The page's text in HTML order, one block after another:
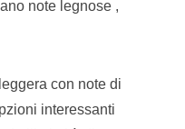
note legnose ,
con note di
interessanti